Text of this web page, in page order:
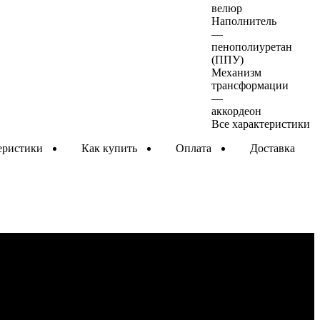
велюр
Наполнитель
—
пенополиуретан
(ППУ)
Механизм
трансформации
—
аккордеон
Все характеристики
Как купить Оплата Доставка